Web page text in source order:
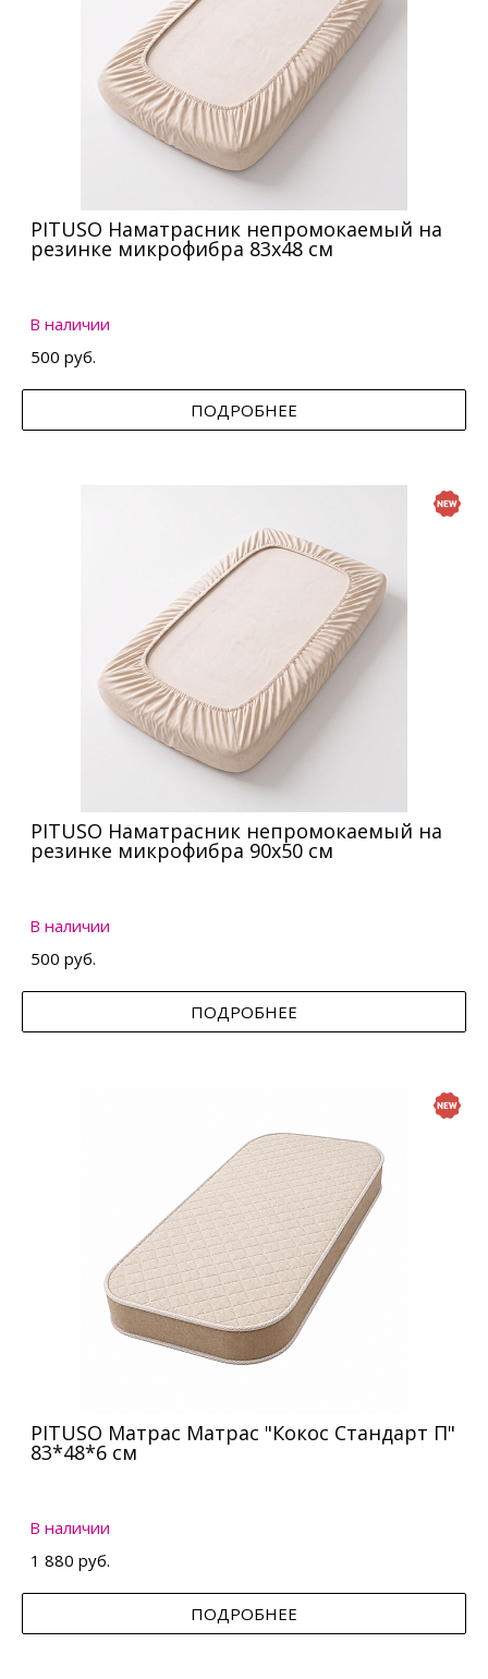
PITUSO Наматрасник непромокаемый на
резинке микрофибра 83х48 см
В наличии
500 руб.
ПОДРОБНЕЕ
PITUSO Наматрасник непромокаемый на
резинке микрофибра 90х50 см
В наличии
500 руб.
ПОДРОБНЕЕ
PITUSO Матрас Матрас "Кокос Стандарт П"
83*48*6 см
В наличии
1 880 руб.
ПОДРОБНЕЕ